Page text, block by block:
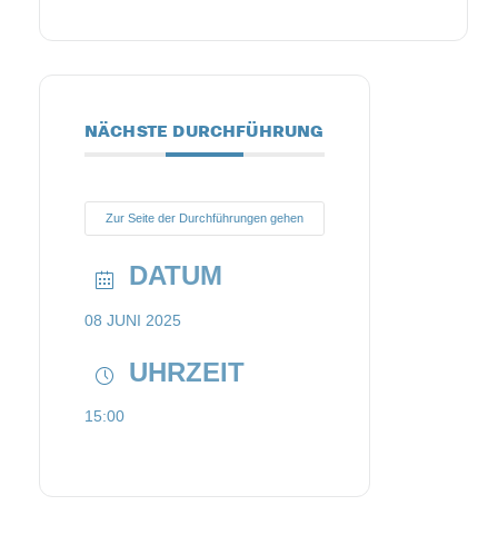
NÄCHSTE DURCHFÜHRUNG
Zur Seite der Durchführungen gehen
DATUM
08 JUNI 2025
UHRZEIT
15:00